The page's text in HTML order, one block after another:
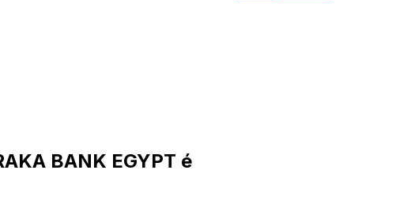
BANK EGYPT é